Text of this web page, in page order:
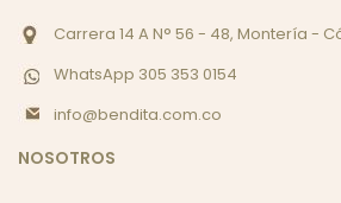
Carrera 14 A N° 56 - 48, Montería -
WhatsApp 305 353 0154
info@bendita.com.co
NOSOTROS